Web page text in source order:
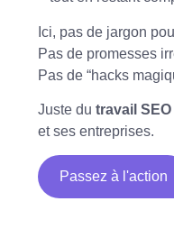
Ici, pas de jargon
Pas de promesses
Pas de “hacks
Juste du travail
et ses entreprises.
Passez à l'action